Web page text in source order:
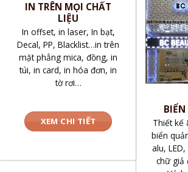
IN TRÊN MỌI CHẤT
LIỆU
In offset, in laser, In bạt,
Decal, PP, Blacklist…in trên
mặt phẳng mica, đồng, in
túi, in card, in hóa đơn, in
tờ rơi…
XEM CHI TIẾT
Thiết kế
biển
alu,
chữ giả